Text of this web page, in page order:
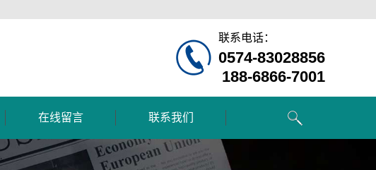
联系电话：
0574-83028856
188-6866-7001
在线留言 联系我们